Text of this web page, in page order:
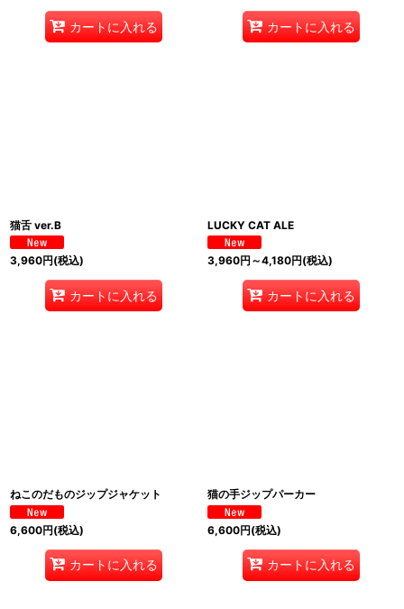
カートに入れる カートに入れる
猫舌 ver.B
3,960円(税込)
カートに入れる
LUCKY CAT ALE
3,960円 ～4,180円(税込)
カートに入れる
ねこのだものジップジャケット
6,600円(税込)
カートに入れる
猫の手ジップパーカー
6,600円(税込)
カートに入れる